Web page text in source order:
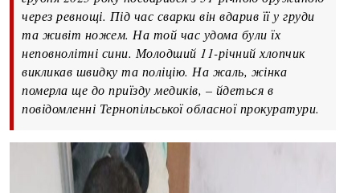
через ревнощі. Під час сварки він вдарив її у груди
та живіт ножем. На той час удома були їх
неповнолітні сини. Молодший 11-річний хлопчик
викликав швидку та поліцію. На жаль, жінка
померла ще до приїзду медиків, – йдеться в
повідомленні Тернопільської обласної прокуратури.